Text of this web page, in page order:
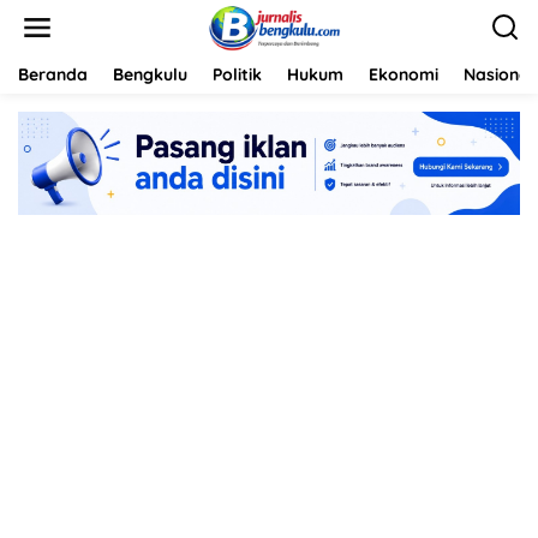
Beranda Bengkulu Politik Hukum Ekonomi Nasional